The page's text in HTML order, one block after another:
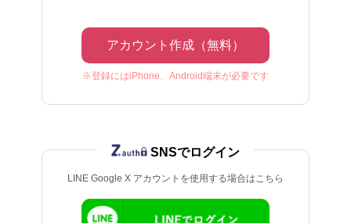
アカウント作成（無料）
※登録にはiPhone、Android端末が必要です
LINE Google X アカウントを使用する場合はこちら
SNSでログイン